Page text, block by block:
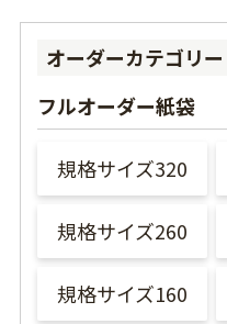
オーダーカテゴリー
フルオーダー紙袋
規格サイズ320
規格サイズ260
規格サイズ160